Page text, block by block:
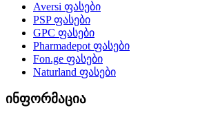
Aversi ფასები
PSPფასები
GPC ფასები
Pharmadepotფასები
Fon.ge ფასები
Naturland ფასები
ინფორმაცია